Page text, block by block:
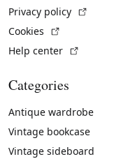
Privacy policy
Cookies
Help center
Categories
Antique wardrobe
Vintage bookcase
Vintage sideboard